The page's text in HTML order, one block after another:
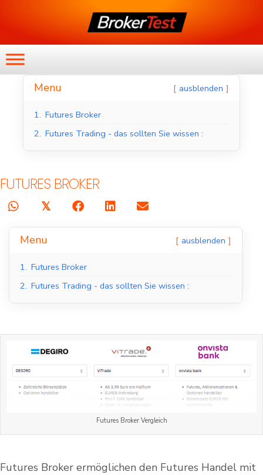
Menu ausblenden
1. Futures Broker
2. Futures Trading - das sollten Sie wissen :
FUTURES BROKER
𝕏
Menu ausblenden
1. Futures Broker
2. Futures Trading - das sollten Sie wissen :
Futures Broker Vergleich
Futures Broker ermöglichen den Futures Handel mit